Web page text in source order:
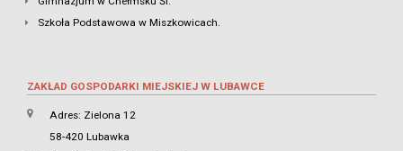
Szkoła Podstawowa w Miszkowicach.
ZAKŁAD GOSPODARKI MIEJSKIEJ W LUBAWCE
Adres: Zielona 12
58-420 Lubawka